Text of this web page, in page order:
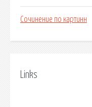
Сочинение по картинн
Links